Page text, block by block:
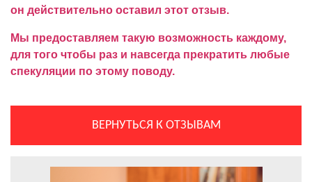
он действительно оставил этот отзыв.
Мы предоставляем такую возможность каждому,
для того чтобы раз и навсегда прекратить любые
спекуляции по этому поводу.
ВЕРНУТЬСЯ К ОТЗЫВАМ